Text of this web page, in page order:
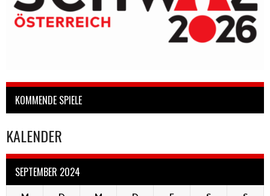
KOMMENDE SPIELE
KALENDER
SEPTEMBER 2024